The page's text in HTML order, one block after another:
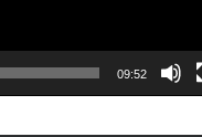
09:52